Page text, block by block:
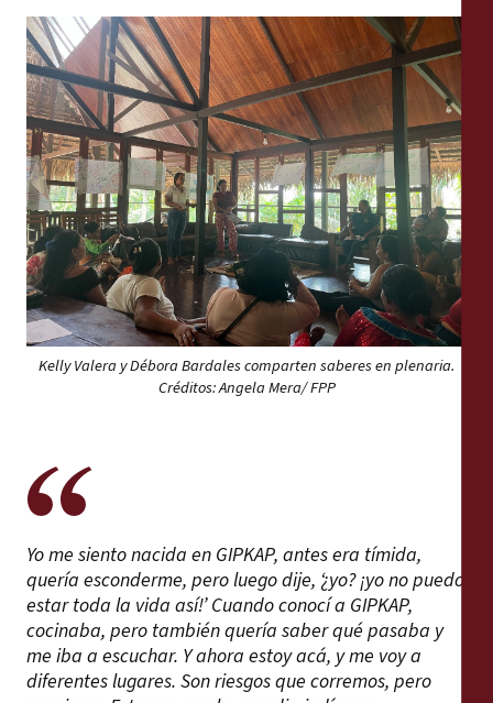
Kelly Valera y Débora Bardales comparten saberes en plenaria.
Créditos: Angela Mera/ FPP
Yo me siento nacida en GIPKAP, antes era tímida,
quería esconderme, pero luego dije, ‘¿yo? ¡yo no puedo
estar toda la vida así!’ Cuando conocí a GIPKAP,
cocinaba, pero también quería saber qué pasaba y
me iba a escuchar. Y ahora estoy acá, y me voy a
diferentes lugares. Son riesgos que corremos, pero